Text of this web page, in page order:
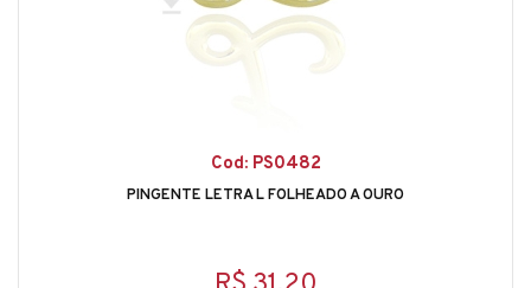
Cod: PS0482
PINGENTE LETRA L FOLHEADO A OURO